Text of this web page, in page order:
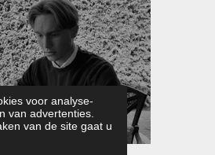
voor analyse-
van advertenties.
van de site gaat u